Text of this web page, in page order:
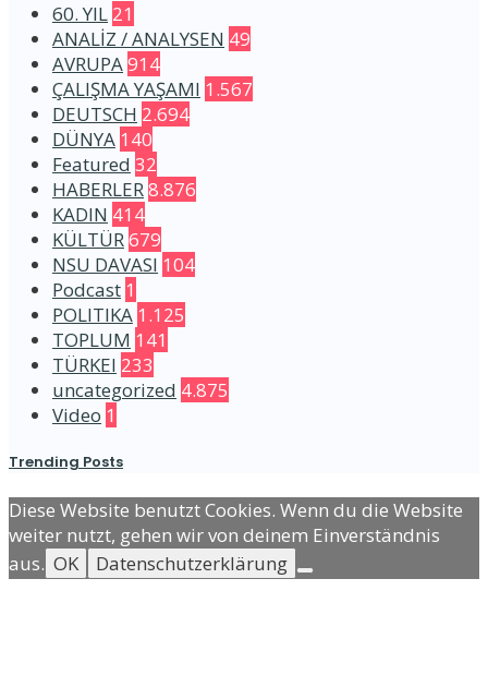
60. YIL 21
ANALİZ / ANALYSEN 49
AVRUPA914
ÇALIŞMA YAŞAMI 1.567
DEUTSCH 2.694
DÜNYA 140
Featured 32
HABERLER8.876
KADIN 414
KÜLTÜR679
NSU DAVASI 104
Podcast 1
POLITIKA 1.125
TOPLUM 141
TÜRKEI 233
uncategorized 4.875
Video 1
Trending Posts
Diese Website benutzt Cookies. Wenn du die Website
weiter nutzt, gehen wir von deinem Einverständnis
aus. OK Datenschutzerklärung